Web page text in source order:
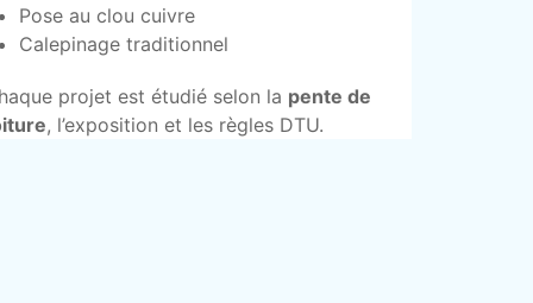
Pose au clou cuivre
Calepinage traditionnel
projet est étudié selon la pente de
, l’exposition et les règles DTU.